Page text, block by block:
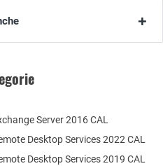
Desktop Services 2022 CAL
Desktop Services 2019 CAL
Server 2016 CAL